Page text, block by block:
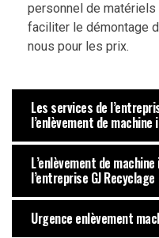
personnel de
faciliter le démontage
nous pour les prix.
Les services de
l’enlèvement de
L’enlèvement de
l’entreprise GJ Recyclage
Urgence enlèvement